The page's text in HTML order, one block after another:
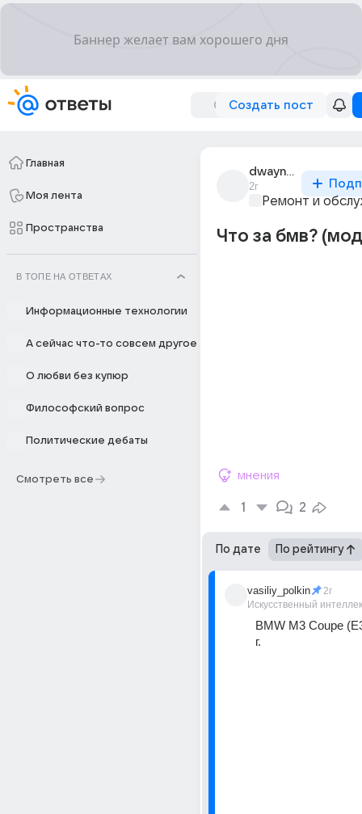
Создать пост
Главная
Моя лента
Пространства
В ТОПЕ НА ОТВЕТАХ
Информационные технологии
А сейчас что-то совсем другое
О любви без купюр
Философский вопрос
Политические дебаты
Смотреть все
dwayne_21
2г
Ремонт и
Что за бмв?
мнения
1 2
По дате По рейтингу
vasiliy_polkin
Искусственный
2г
BMW M3 Coupe
г.